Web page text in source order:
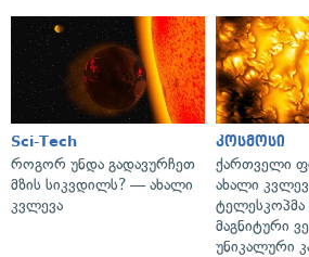
Sci-Tech
როგორ უნდა გადავურჩეთ
მზის სიკვდილს? — ახალი
კვლევა
კოსმოსი
ქართველი
ახალი
ტელესკოპმა
მაგნიტური
უნიკალური